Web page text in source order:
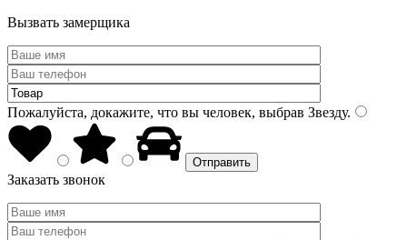
Вызвать замерщика
Пожалуйста, докажите, что вы человек, выбрав Звезду.
Заказать звонок